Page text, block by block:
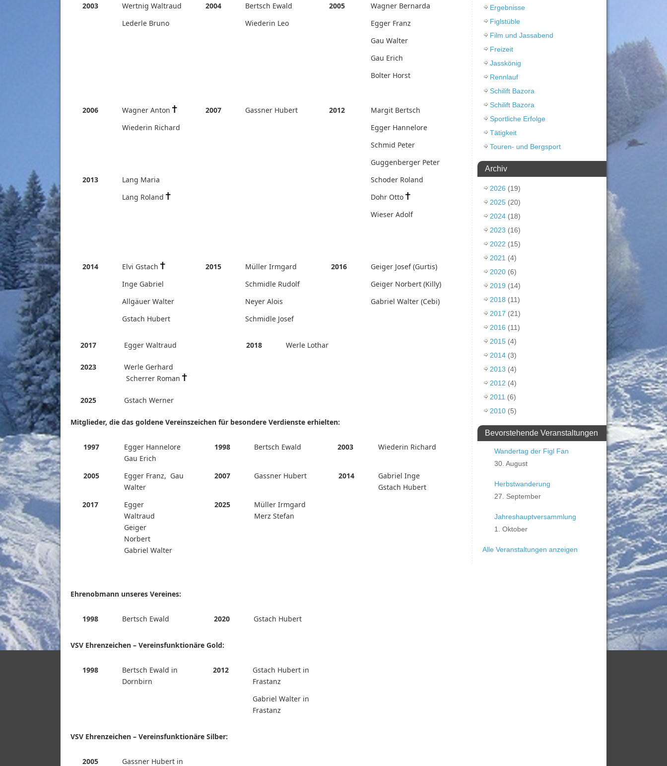
2003 Wertnig Waltraud 2004 Bertsch Ewald 2005
Wagner Bernarda
Lederle Bruno
Wiederin Leo
Egger Franz
Gau Walter
Gau Erich
Bolter Horst
2006 Wagner Anton 2007 Gassner Hubert 2012
Margit Bertsch
Wiederin Richard
Egger Hannelore
Schmid Peter
Guggenberger Peter
2013
Lang Maria
Schoder Roland
Lang Roland
Dohr Otto
Wieser Adolf
2014 Elvi Gstach 2015 Müller Irmgard 2016
Geiger Josef (Gurtis)
Inge Gabriel
Schmidle Rudolf
Geiger Norbert (Killy)
Allgäuer Walter
Neyer Alois
Gabriel Walter (Cebi)
Gstach Hubert
Schmidle Josef
2017 Egger Waltraud 2018 Werle Lothar
2023 Werle Gerhard
Scherrer Roman
2025 Gstach Werner
Mitglieder, die das goldene Vereinszeichen für besondere Verdienste erhielten:
1997
Egger Hannelore
Gau Erich
1998 Bertsch Ewald 2003 Wiederin Richard
2005
Egger Franz, Gau
Walter
2007 Gassner Hubert 2014
Gabriel Inge
Gstach Hubert
2017
Egger
Waltraud
Geiger
Norbert
Gabriel Walter
2025
Müller Irmgard
Merz Stefan
Ehrenobmann unseres Vereines:
1998 Bertsch Ewald 2020 Gstach Hubert
VSV Ehrenzeichen – Vereinsfunktionäre Gold:
1998
Bertsch Ewald in
Dornbirn
2012
Gstach Hubert in
Frastanz
Gabriel Walter in
Frastanz
VSV Ehrenzeichen – Vereinsfunktionäre Silber:
2005 Gassner Hubert in
Ergebnisse
Figlstüble
Film und Jassabend
Freizeit
Jasskönig
Rennlauf
Schilift Bazora
Schilift Bazora
Sportliche Erfolge
Tätigkeit
Touren- und Bergsport
Archiv
2026 (19)
2025 (20)
2024 (18)
2023 (16)
2022 (15)
2021 (4)
2020 (6)
2019 (14)
2018 (11)
2017 (21)
2016 (11)
2015 (4)
2014 (3)
2013 (4)
2012 (4)
2011 (6)
2010 (5)
Bevorstehende Veranstaltungen
Wandertag der Figl Fan
30. August
Herbstwanderung
27. September
Jahreshauptversammlung
1. Oktober
Alle Veranstaltungen anzeigen